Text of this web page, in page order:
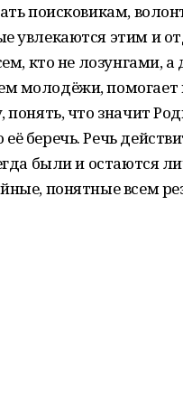
поисковикам,
увлекаются этим и
кто не лозунгами,
молодёжи,
что значит
беречь. Речь
были и остаются
понятные всем